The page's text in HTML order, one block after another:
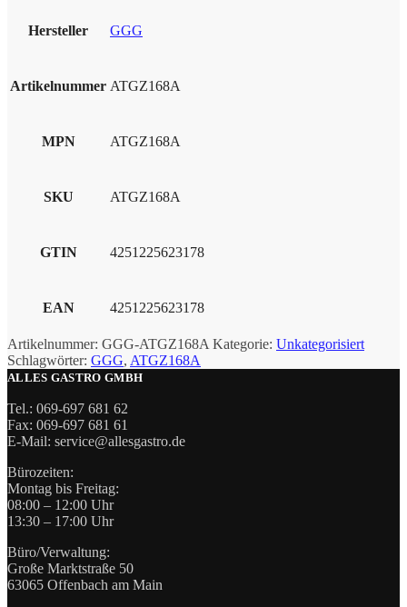
Hersteller GGG
Artikelnummer ATGZ168A
MPN ATGZ168A
SKU ATGZ168A
GTIN 4251225623178
EAN 4251225623178
Artikelnummer: GGG-ATGZ168A Kategorie: Unkategorisiert
Schlagwörter: GGG, ATGZ168A
ALLES GASTRO GMBH
Tel.: 069-697 681 62
Fax: 069-697 681 61
E-Mail: service@allesgastro.de
Bürozeiten:
Montag bis Freitag:
08:00 – 12:00 Uhr
13:30 – 17:00 Uhr
Büro/Verwaltung:
Große Marktstraße 50
63065 Offenbach am Main